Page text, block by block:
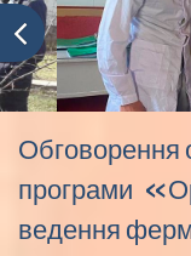
Обговорення
програми
ведення